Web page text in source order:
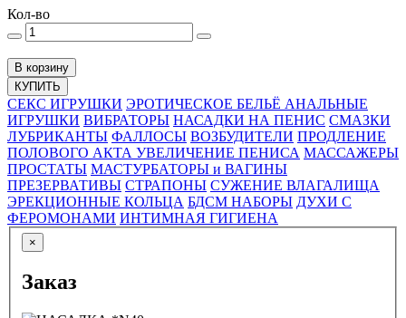
Кол-во
В корзину
КУПИТЬ
СЕКС ИГРУШКИ ЭРОТИЧЕСКОЕ БЕЛЬЁ АНАЛЬНЫЕ
ИГРУШКИ ВИБРАТОРЫ НАСАДКИ НА ПЕНИС СМАЗКИ
ЛУБРИКАНТЫ ФАЛЛОСЫ ВОЗБУДИТЕЛИ ПРОДЛЕНИЕ
ПОЛОВОГО АКТА УВЕЛИЧЕНИЕ ПЕНИСА МАССАЖЕРЫ
ПРОСТАТЫ МАСТУРБАТОРЫ и ВАГИНЫ
ПРЕЗЕРВАТИВЫ СТРАПОНЫ СУЖЕНИЕ ВЛАГАЛИЩА
ЭРЕКЦИОННЫЕ КОЛЬЦА БДСМ НАБОРЫ ДУХИ С
ФЕРОМОНАМИ ИНТИМНАЯ ГИГИЕНА
×
Заказ